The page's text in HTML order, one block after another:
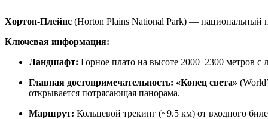
Хортон-Плейнс (Horton Plains National Park) — национальный
Ключевая информация:
Ландшафт: Горное плато на высоте 2000–2300 метров с
Главная достопримечательность: «Конец света»
открывается потрясающая панорама.
Маршрут: Кольцевой трекинг (~9.5 км) от входного